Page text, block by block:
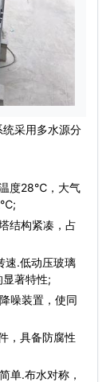
采用多水源分
度28℃，大气
结构紧凑，占
.低动压玻璃
著特性;
噪装置，使同
，具备防腐性
.布水对称，